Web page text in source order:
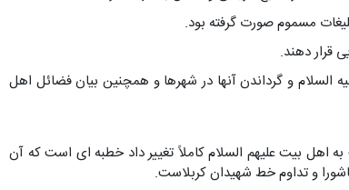
قرار دهند.
السلام و گرداندن آنها در شهرها و همچنین بیان فضائل اهل
اهل بیت علیهم السلام کاملاً تغییر داد خطبه ای است که آن
و تداوم خط شهیدان کربلاست.